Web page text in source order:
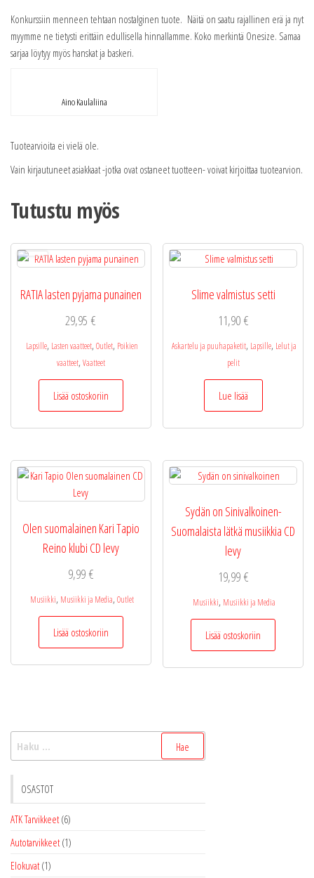
Konkurssiin menneen tehtaan nostalginen tuote. Näitä on saatu rajallinen erä ja nyt
myymme ne tietysti erittäin edullisella hinnallamme. Koko merkintä Onesize. Samaa
sarjaa löytyy myös hanskat ja baskeri.
Aino Kaulaliina
Tuotearvioita ei vielä ole.
Vain kirjautuneet asiakkaat -jotka ovat ostaneet tuotteen- voivat kirjoittaa tuotearvion.
Tutustu myös
RATIA lasten pyjama punainen
29,95€
Lapsille, Lasten vaatteet, Outlet, Poikien
vaatteet, Vaatteet
Lisää ostoskoriin
Slime valmistus setti
11,90 €
Askartelu ja puuhapaketit, Lapsille, Lelut ja
pelit
Lue lisää
Olen suomalainen Kari Tapio
Reino klubi CD levy
9,99 €
Musiikki, Musiikki ja Media, Outlet
Lisää ostoskoriin
Sydän on Sinivalkoinen-
Suomalaista lätkä musiikkia CD
levy
19,99 €
Musiikki, Musiikki ja Media
Lisää ostoskoriin
Haku:
OSASTOT
ATK Tarvikkeet (6)
Autotarvikkeet (1)
Elokuvat (1)